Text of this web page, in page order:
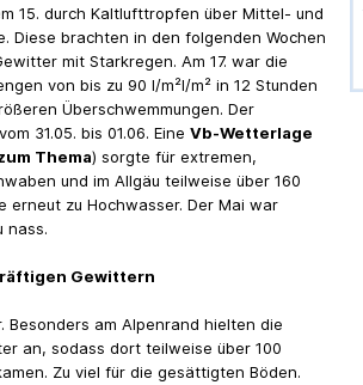
15. durch Kaltlufttropfen über Mittel- und
Diese brachten in den folgenden Wochen
mit Starkregen. Am 17. war die
von bis zu 90 l/m²l/m² in 12 Stunden
Überschwemmungen. Der
31.05. bis 01.06. Eine Vb-Wetterlage
Thema) sorgte für extremen,
und im Allgäu teilweise über 160
erneut zu Hochwasser. Der Mai war
nass.
Gewittern
Besonders am Alpenrand hielten die
an, sodass dort teilweise über 100
Zu viel für die gesättigten Böden.